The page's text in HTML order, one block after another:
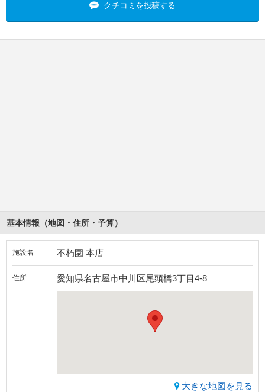
クチコミを投稿する
基本情報（地図・住所・予算）
施設名 不朽園 本店
住所 愛知県名古屋市中川区尾頭橋3丁目4-8
大きな地図を見る